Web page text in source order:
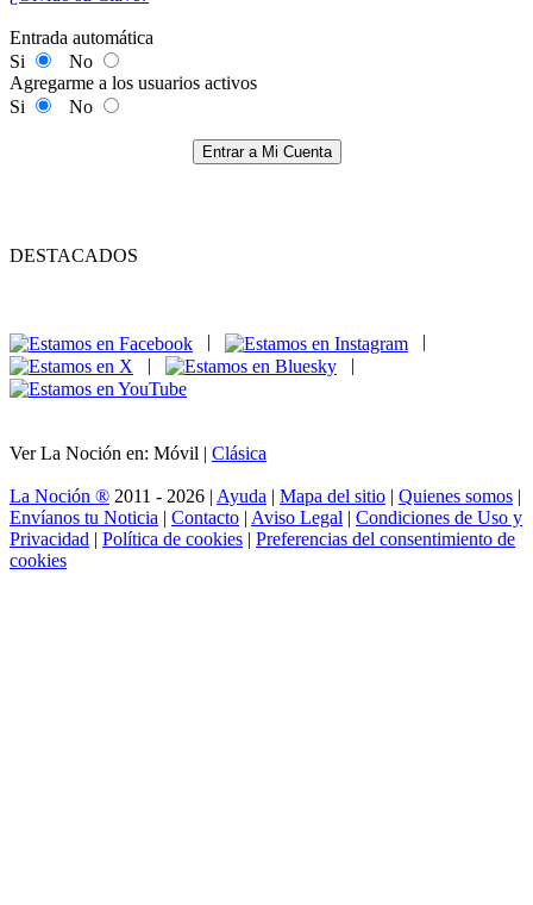
Entrada automática
Si
No
Agregarme a los usuarios activos
Si
No
Entrar a Mi Cuenta
DESTACADOS
|
|
Ver La Noción en: Móvil | Clásica
La Noción ® 2011 - 2026 | Ayuda | Mapa del sitio | Quienes somos |
Envíanos tu Noticia | Contacto | Aviso Legal | Condiciones de Uso y
Privacidad | Política de cookies | Preferencias del consentimiento de
cookies